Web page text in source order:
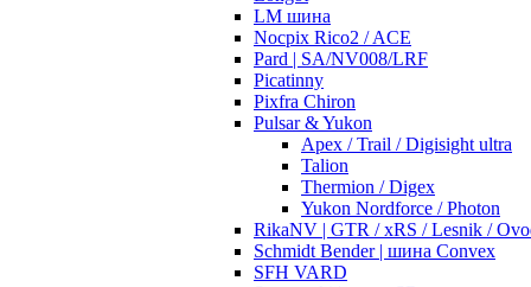
LM шина
Nocpix Rico2 / ACE
Pard | SA/NV008/LRF
Picatinny
Pixfra Chiron
Pulsar & Yukon
Apex / Trail / Digisight ultra
Talion
Thermion / Digex
Yukon Nordforce / Photon
RikaNV | GTR / xRS / Lesnik /
Schmidt Bender | шина Convex
SFH VARD